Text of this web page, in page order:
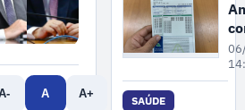
A A+
SAÚDE